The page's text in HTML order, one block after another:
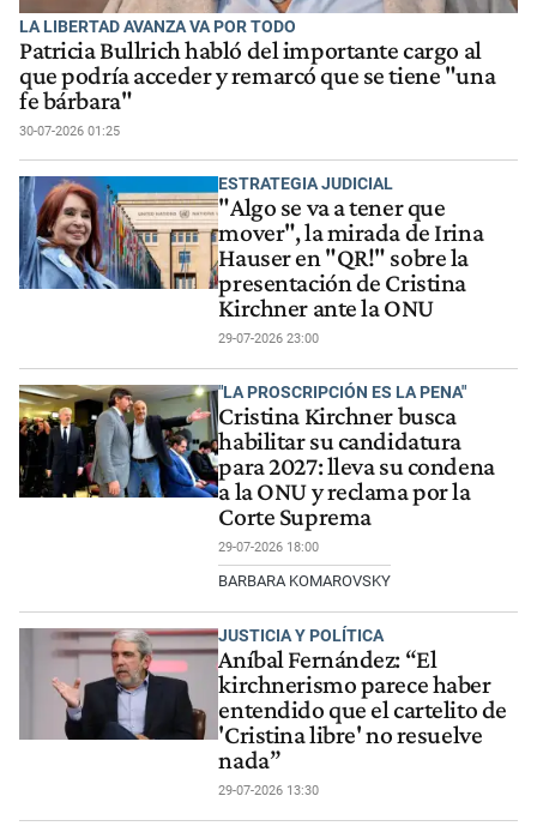
LA LIBERTAD AVANZA VA POR TODO
Patricia Bullrich habló del importante cargo al
que podría acceder y remarcó que se tiene "una
fe bárbara"
30-07-2026 01:25
ESTRATEGIA JUDICIAL
"Algo se va a tener que
mover", la mirada de Irina
Hauser en "QR!" sobre la
presentación de Cristina
Kirchner ante la ONU
29-07-2026 23:00
"LA PROSCRIPCIÓN ES LA PENA"
Cristina Kirchner busca
habilitar su candidatura
para 2027: lleva su condena
a la ONU y reclama por la
Corte Suprema
29-07-2026 18:00
BARBARA KOMAROVSKY
JUSTICIA Y POLÍTICA
Aníbal Fernández: “El
kirchnerismo parece haber
entendido que el cartelito de
'Cristina libre' no resuelve
nada”
29-07-2026 13:30